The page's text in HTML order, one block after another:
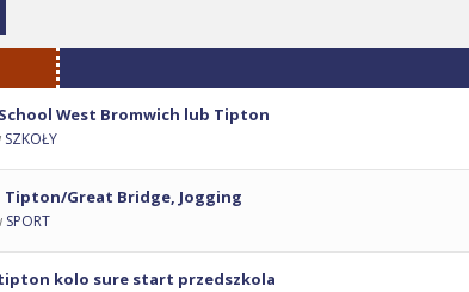
West Bromwich lub Tipton
SZKOŁY
Tipton/Great Bridge, Jogging
SPORT
kolo sure start przedszkola